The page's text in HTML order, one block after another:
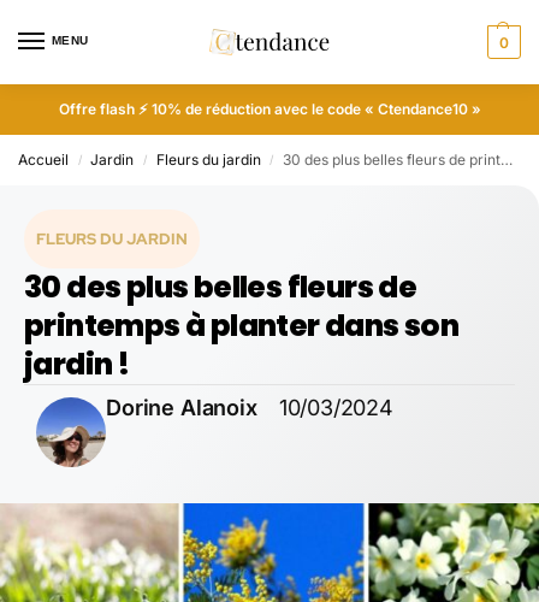
MENU 0
Offre flash ⚡ 10% de réduction avec le code « Ctendance10 »
Accueil / Jardin / Fleurs du jardin / 30 des plus belles fleurs de printemps à planter dans son jardin !
FLEURS DU JARDIN
30 des plus belles fleurs de
printemps à planter dans son
jardin !
Dorine Alanoix 10/03/2024